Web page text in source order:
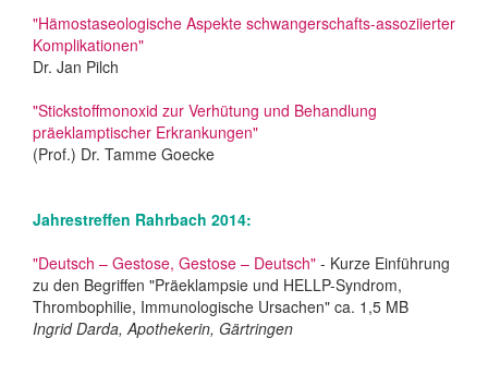
"Hämostaseologische Aspekte schwangerschafts-assoziierter
Komplikationen"
Dr. Jan Pilch
"Stickstoffmonoxid zur Verhütung und Behandlung
präeklamptischer Erkrankungen"
(Prof.) Dr. Tamme Goecke
Jahrestreffen Rahrbach 2014:
"Deutsch – Gestose, Gestose – Deutsch" - Kurze Einführung
zu den Begriffen "Präeklampsie und HELLP-Syndrom,
Thrombophilie, Immunologische Ursachen" ca. 1,5 MB
Ingrid Darda, Apothekerin, Gärtringen